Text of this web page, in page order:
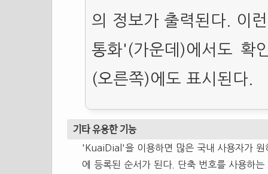
의 정보가 출력된다. 이
통화'(가운데)에서도 확
(오른쪽)에도 표시된다.
기타 유용한 기능
'KuaiDial'을 이용하면 많은 국내 사용자가
에 등록된 순서가 된다. 단축 번호를 사용하